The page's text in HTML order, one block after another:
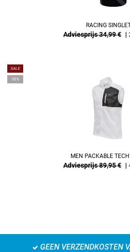
RACING
Adviesprijs 34,99 € |
SALE
-50%
MEN PACKABLE
Adviesprijs 89,95 € |
GEEN VERZENDKOSTEN